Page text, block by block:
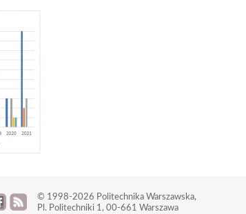
© 1998-2026 Politechnika Warszawska,
Pl. Politechniki 1, 00-661 Warszawa